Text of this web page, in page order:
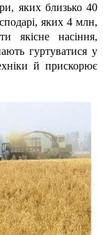
яких близько 40
яких 4 млн,
якісне насіння,
гуртуватися у
й прискорює